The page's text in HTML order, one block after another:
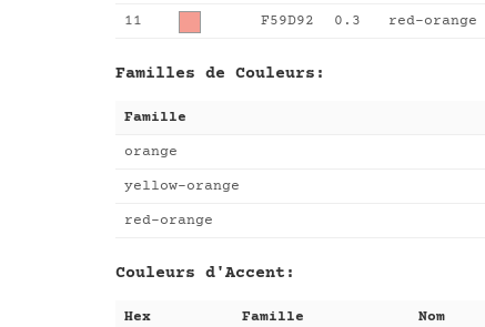
11 F59D92 0.3 red-orange
Familles de Couleurs:
Famille
orange
yellow-orange
red-orange
Couleurs d'Accent:
Hex Famille Nom